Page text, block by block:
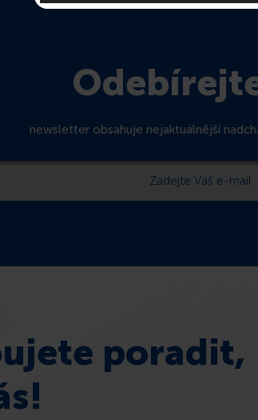
newsletter obsahuje nejaktuálnější
poradit,